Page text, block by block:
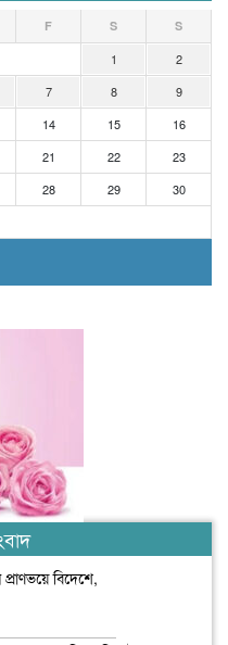
F S S
1
2
7 8
9
14 15
16
21 22
23
28 29
30
বিদেশে,